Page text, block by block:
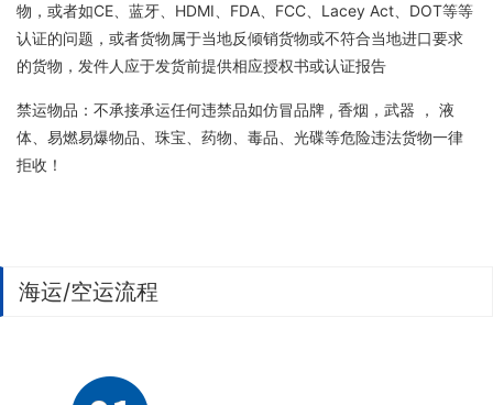
物，或者如CE、蓝牙、HDMI、FDA、FCC、Lacey Act、DOT等等
认证的问题，或者货物属于当地反倾销货物或不符合当地进口要求
的货物，发件人应于发货前提供相应授权书或认证报告
禁运物品：不承接承运任何违禁品如仿冒品牌 , 香烟，武器 ， 液
体、易燃易爆物品、珠宝、药物、毒品、光碟等危险违法货物一律
拒收！
海运/空运流程